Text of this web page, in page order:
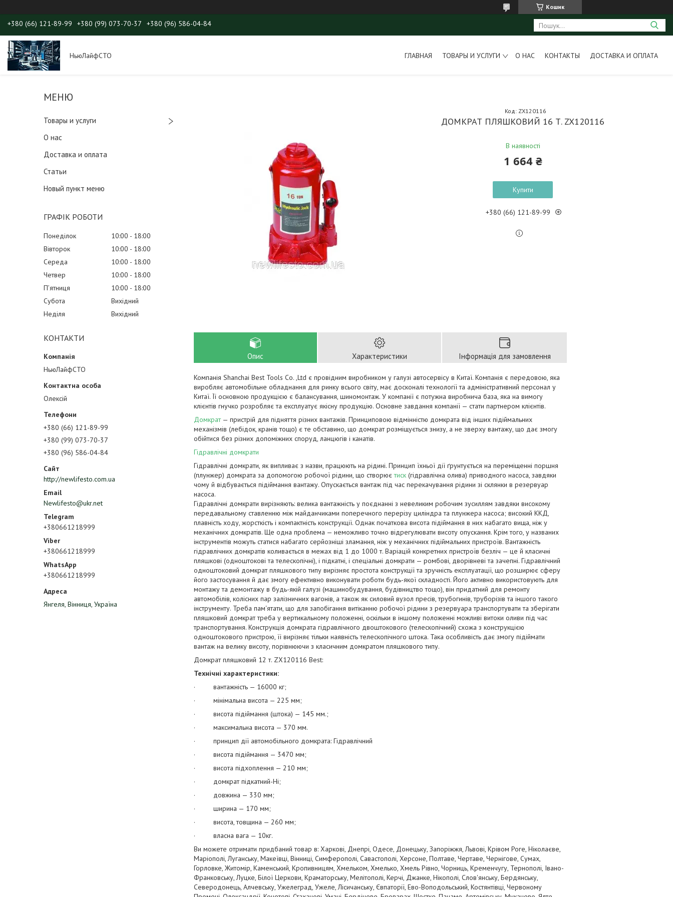
Кошик
+380 (66) 121-89-99 +380 (99) 073-70-37 +380 (96) 586-04-84
НьюЛайфСТО ГЛАВНАЯ ТОВАРЫ И УСЛУГИ О НАС КОНТАКТЫ ДОСТАВКА И ОПЛАТА
Товары и услуги
О нас
Доставка и оплата
Статьи
Новый пункт меню
ГРАФІК РОБОТИ
Понеділок 10:00
18:00
Вівторок
10:00
18:00
Середа
10:00
18:00
Четвер
10:00
18:00
Пʼятниця
10:00
18:00
Субота
Вихідний
Неділя
Вихідний
КОНТАКТИ
НьюЛайфСТО
Олексій
+380 (66) 121-89-99
+380 (99) 073-70-37
+380 (96) 586-04-84
http://newlifesto.com.ua
Newlifesto@ukr.net
+380661218999
+380661218999
+380661218999
Янгеля, Вінниця, Україна
ДОМКРАТ ПЛЯШКОВИЙ 16 Т. ZX120116
В наявності
Код: ZX120116
1 664 ₴
Купити
+380 (66) 121-89-99
Опис Характеристики Інформація для замовлення
Компанія Shanchai Best Tools Co. ,Ltd є провідним виробником у галузі автосервісу в Китаї. Компанія є передовою, яка
виробляє автомобільне обладнання для ринку всього світу, має досконалі технології та адміністративний персонал у
Китаї. Її основною продукцією є балансування, шиномонтаж. У компанії є потужна виробнича база, яка на вимогу
клієнтів гнучко розробляє та експлуатує якісну продукцію. Основне завдання компанії — стати партнером клієнтів.
Домкрат— пристрій для підняття різних вантажів. Принциповою відмінністю домкрата від інших підіймальних
механізмів (лебідок, кранів тощо) є те обставино, що домкрат розміщується знизу, а не зверху вантажу, що дає змогу
обійтися без різних допоміжних споруд, ланцюгів і канатів.
Гідравлічні домкрати
Гідравлічні домкрати, як випливає з назви, працюють на рідині. Принцип їхньої дії ґрунтується на переміщенні поршня
(плунжер) домкрата за допомогою робочої рідини, що створюєтиск (гідравлічна олива) приводного насоса, завдяки
чому й відбувається підіймання вантажу. Опускається вантаж під час перекачування рідини зі склянки в резервуар
насоса.
Гідравлічні домкрати вирізняють: велика вантажність у поєднанні з невеликим робочим зусиллям завдяки високому
передавальному ставленню між майданчиками поперечного перерізу циліндра та плунжера насоса; високий ККД,
плавність ходу, жорсткість і компактність конструкції. Однак початкова висота підіймання в них набагато вища, ніж у
механічних домкратів. Ще одна проблема — неможливо точно відрегулювати висоту опускання. Крім того, у названих
інструментів можуть статися набагато серйозніші зламання, ніж у механічних підіймальних пристроїв. Вантажність
гідравлічних домкратів коливається в межах від 1 до 1000 т. Варіацій конкретних пристроїв безліч — це й класичні
пляшкові (одноштокові та телескопічні), і підкатні, і спеціальні домкрати — ромбові, дворівневі та зачепні. Гідравлічний
одноштоковий домкрат пляшкового типу вирізняє простота конструкції та зручність експлуатації, що розширює сферу
його застосування й дає змогу ефективно виконувати роботи будь-якої складності. Його активно використовують для
монтажу та демонтажу в будь-якій галузі (машинобудування, будівництво тощо), він придатний для ремонту
автомобілів, колісних пар залізничних вагонів, а також як силовий вузол пресів, трубогинів, труборізів та іншого такого
інструменту. Треба пам'ятати, що для запобігання витіканню робочої рідини з резервуара транспортувати та зберігати
пляшковий домкрат треба у вертикальному положенні, оскільки в іншому положенні можливі витоки оливи під час
транспортування. Конструкція домкрата гідравлічного двоштокового (телескопічний) схожа з конструкцією
одноштокового пристрою, її вирізняє тільки наявність телескопічного штока. Така особливість дає змогу підіймати
вантаж на велику висоту, порівнюючи з класичним домкратом пляшкового типу.
Домкрат пляшковий 12 т. ZX120116 Best:
Технічні характеристики:
· вантажність — 16000 кг;
· мінімальна висота — 225 мм;
· висота підіймання (штока) — 145 мм.;
· максимальна висота — 370 мм.
· принцип дії автомобільного домкрата: Гідравлічний
· висота підіймання — 3470 мм;
· висота підхоплення — 210 мм;
· домкрат підкатний-Ні;
· довжина — 330 мм;
· ширина — 170 мм;
· висота, товщина — 260 мм;
· власна вага — 10кг.
Ви можете отримати придбаний товар в: Харкові, Днепрі, Одесе, Донецьку, Запоріжжя, Львові, Крівом Роге, Ніколаєве,
Маріополі, Луганську, Макеївці, Вінниці, Симферополі, Савастополі, Херсоне, Полтаве, Чертаве, Чернігове, Сумах,
Горловке, Житомір, Каменський, Кропивницям, Хмельком, Хмелько, Хмель Рівно, Чорниць, Кременчугу, Тернополі, Івано-
Франковську, Луцке, Білої Церкови, Краматорську, Мелітополі, Керчі, Джанке, Нікополі, Слов'янську, Бердянську,
Северодонець, Алчевську, Ужелеград, Ужеле, Лісичанську, Євпаторії, Ево-Воподольський, Костянтівці, Червоному